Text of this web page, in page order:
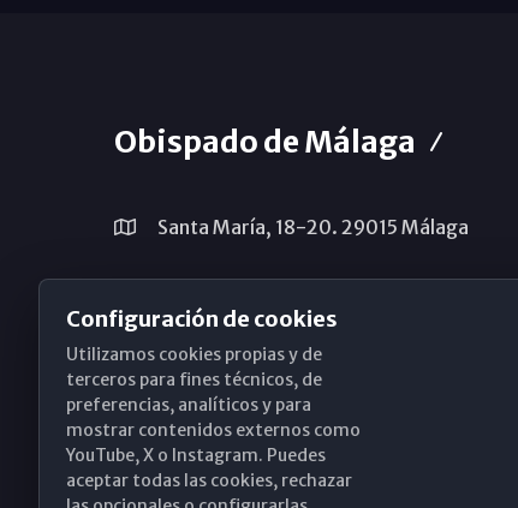
Obispado de Málaga
Santa María, 18-20. 29015 Málaga
(+34) 952 224 386
obispado@diocesismalaga.es
Configuración de cookies
Utilizamos cookies propias y de
terceros para fines técnicos, de
preferencias, analíticos y para
mostrar contenidos externos como
YouTube, X o Instagram. Puedes
aceptar todas las cookies, rechazar